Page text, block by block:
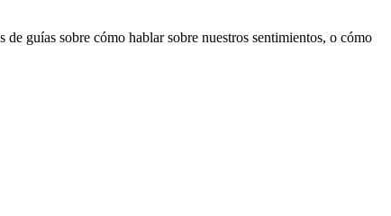
guías sobre cómo hablar sobre nuestros sentimientos, o cómo